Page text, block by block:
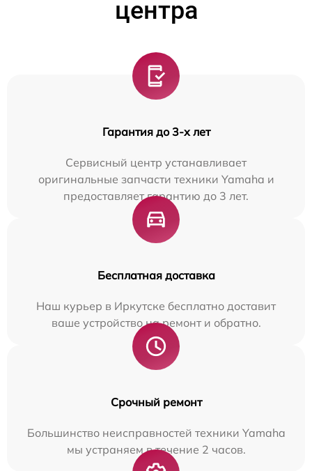
центра
Гарантия до 3-х лет
Сервисный центр устанавливает
оригинальные запчасти техники Yamaha и
предоставляет гарантию до 3 лет.
Бесплатная доставка
Наш курьер в Иркутске бесплатно доставит
ваше устройство на ремонт и обратно.
Срочный ремонт
Большинство неисправностей техники Yamaha
мы устраняем в течение 2 часов.